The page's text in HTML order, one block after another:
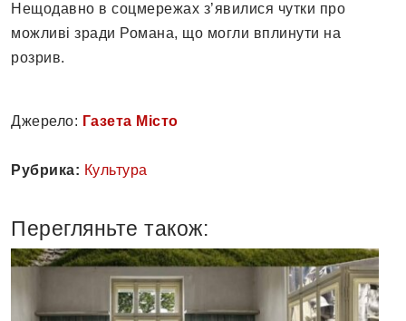
Нещодавно в соцмережах з’явилися чутки про
можливі зради Романа, що могли вплинути на
розрив.
Джерело: Газета Місто
Рубрика: Культура
Перегляньте також: